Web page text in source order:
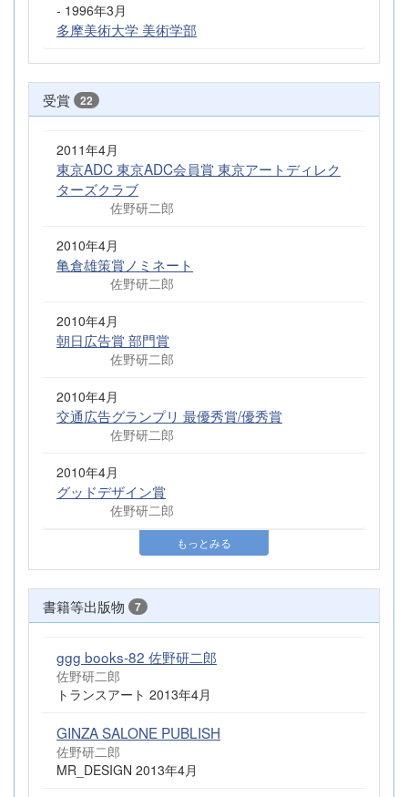
- 1996年3月
多摩美術大学 美術学部
受賞 22
2011年4月
東京ADC 東京ADC会員賞 東京アートディレク
ターズクラブ
佐野研二郎
2010年4月
亀倉雄策賞ノミネート
佐野研二郎
2010年4月
朝日広告賞 部門賞
佐野研二郎
2010年4月
交通広告グランプリ 最優秀賞/優秀賞
佐野研二郎
2010年4月
グッドデザイン賞
佐野研二郎
もっとみる
書籍等出版物 7
ggg books-82 佐野研二郎
佐野研二郎
トランスアート 2013年4月
GINZA SALONE PUBLISH
佐野研二郎
MR_DESIGN 2013年4月